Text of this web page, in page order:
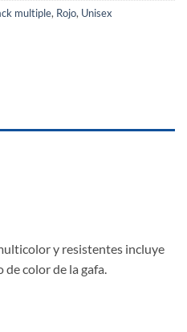
multiple, Rojo, Unisex
y resistentes incluye
color de la gafa.